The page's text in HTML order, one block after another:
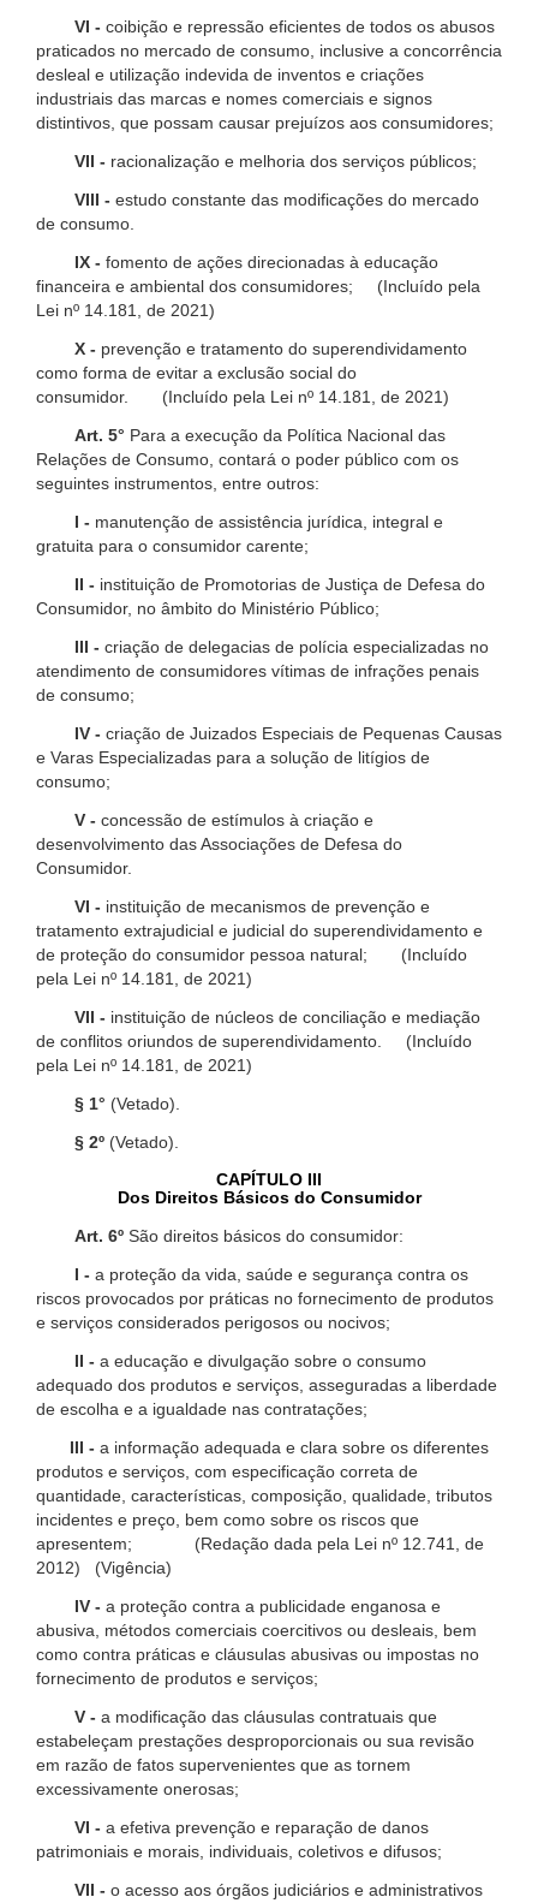
VI - coibição e repressão eficientes de todos os abusos
praticados no mercado de consumo, inclusive a concorrência
desleal e utilização indevida de inventos e criações
industriais das marcas e nomes comerciais e signos
distintivos, que possam causar prejuízos aos consumidores;
VII - racionalização e melhoria dos serviços públicos;
VIII - estudo constante das modificações do mercado
de consumo.
IX - fomento de ações direcionadas à educação
financeira e ambiental dos consumidores; (Incluído pela
Lei nº 14.181, de 2021)
X - prevenção e tratamento do superendividamento
como forma de evitar a exclusão social do
consumidor. (Incluído pela Lei nº 14.181, de 2021)
Art. 5° Para a execução da Política Nacional das
Relações de Consumo, contará o poder público com os
seguintes instrumentos, entre outros:
I - manutenção de assistência jurídica, integral e
gratuita para o consumidor carente;
II - instituição de Promotorias de Justiça de Defesa do
Consumidor, no âmbito do Ministério Público;
III - criação de delegacias de polícia especializadas no
atendimento de consumidores vítimas de infrações penais
de consumo;
IV - criação de Juizados Especiais de Pequenas Causas
e Varas Especializadas para a solução de litígios de
consumo;
V - concessão de estímulos à criação e
desenvolvimento das Associações de Defesa do
Consumidor.
VI - instituição de mecanismos de prevenção e
tratamento extrajudicial e judicial do superendividamento e
de proteção do consumidor pessoa natural; (Incluído
pela Lei nº 14.181, de 2021)
VII - instituição de núcleos de conciliação e mediação
de conflitos oriundos de superendividamento. (Incluído
pela Lei nº 14.181, de 2021)
§ 1° (Vetado).
§ 2º (Vetado).
CAPÍTULO III
Dos Direitos Básicos do Consumidor
Art. 6º São direitos básicos do consumidor:
I - a proteção da vida, saúde e segurança contra os
riscos provocados por práticas no fornecimento de produtos
e serviços considerados perigosos ou nocivos;
II - a educação e divulgação sobre o consumo
adequado dos produtos e serviços, asseguradas a liberdade
de escolha e a igualdade nas contratações;
III - a informação adequada e clara sobre os diferentes
produtos e serviços, com especificação correta de
quantidade, características, composição, qualidade, tributos
incidentes e preço, bem como sobre os riscos que
apresentem; (Redação dada pela Lei nº 12.741, de
2012) (Vigência)
IV - a proteção contra a publicidade enganosa e
abusiva, métodos comerciais coercitivos ou desleais, bem
como contra práticas e cláusulas abusivas ou impostas no
fornecimento de produtos e serviços;
V - a modificação das cláusulas contratuais que
estabeleçam prestações desproporcionais ou sua revisão
em razão de fatos supervenientes que as tornem
excessivamente onerosas;
VI - a efetiva prevenção e reparação de danos
patrimoniais e morais, individuais, coletivos e difusos;
VII - o acesso aos órgãos judiciários e administrativos